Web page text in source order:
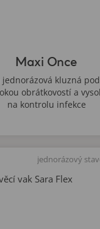
Maxi Once
jednorázová kluzná
obrátkovostí a
na kontrolu infekce
jednorázový